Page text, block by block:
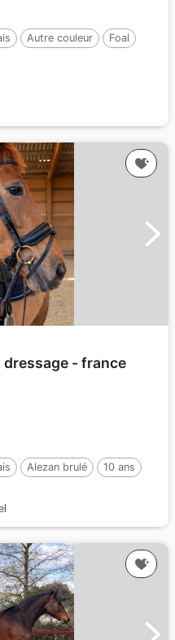
Autre couleur
Foal
- france
Alezan brulé
10 ans